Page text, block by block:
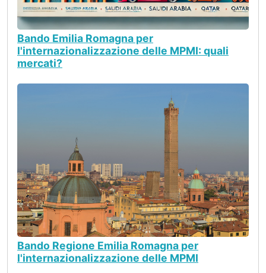
Bando Emilia Romagna per
l'internazionalizzazione delle MPMI: quali
mercati?
Bando Regione Emilia Romagna per
l'internazionalizzazione delle MPMI